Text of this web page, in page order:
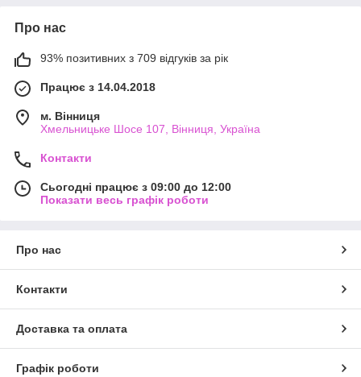
Про нас
93% позитивних з 709 відгуків за рік
Працює з 14.04.2018
м. Вінниця
Хмельницьке Шосе 107, Вінниця, Україна
Контакти
Сьогодні працює з 09:00 до 12:00
Показати весь графік роботи
Про нас
Контакти
Доставка та оплата
Графік роботи